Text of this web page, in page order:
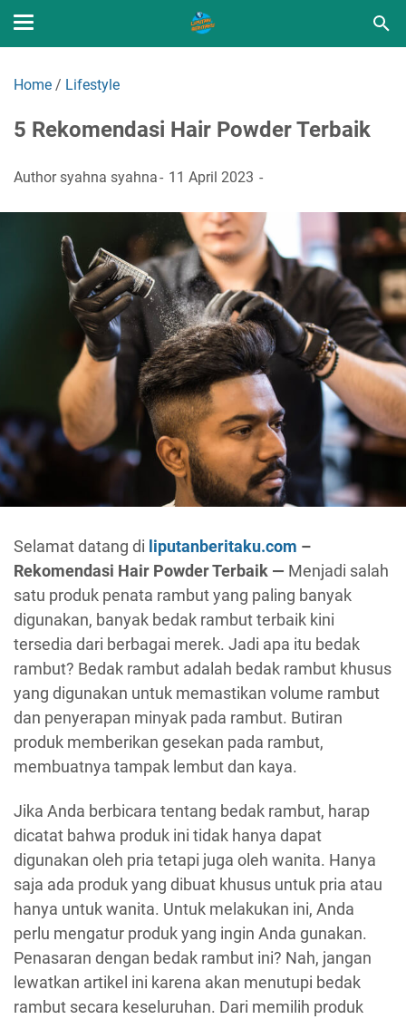
Home / Lifestyle
5 Rekomendasi Hair Powder Terbaik
Authorsyahna syahna 11 April 2023
Selamat datang di liputanberitaku.com –
Rekomendasi Hair Powder Terbaik — Menjadi salah
satu produk penata rambut yang paling banyak
digunakan, banyak bedak rambut terbaik kini
tersedia dari berbagai merek. Jadi apa itu bedak
rambut? Bedak rambut adalah bedak rambut khusus
yang digunakan untuk memastikan volume rambut
dan penyerapan minyak pada rambut. Butiran
produk memberikan gesekan pada rambut,
membuatnya tampak lembut dan kaya.
Jika Anda berbicara tentang bedak rambut, harap
dicatat bahwa produk ini tidak hanya dapat
digunakan oleh pria tetapi juga oleh wanita. Hanya
saja ada produk yang dibuat khusus untuk pria atau
hanya untuk wanita. Untuk melakukan ini, Anda
perlu mengatur produk yang ingin Anda gunakan.
Penasaran dengan bedak rambut ini? Nah, jangan
lewatkan artikel ini karena akan menutupi bedak
rambut secara keseluruhan. Dari memilih produk